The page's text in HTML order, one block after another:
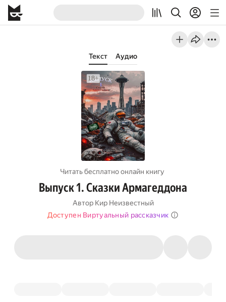
Текст Аудио
Читать бесплатно онлайн книгу
Выпуск 1. Сказки Армагеддона
Автор Кир Неизвестный
Доступен Виртуальный рассказчик